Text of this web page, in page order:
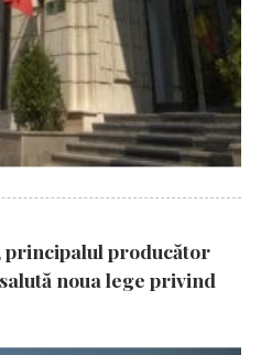
producător
noua lege privind